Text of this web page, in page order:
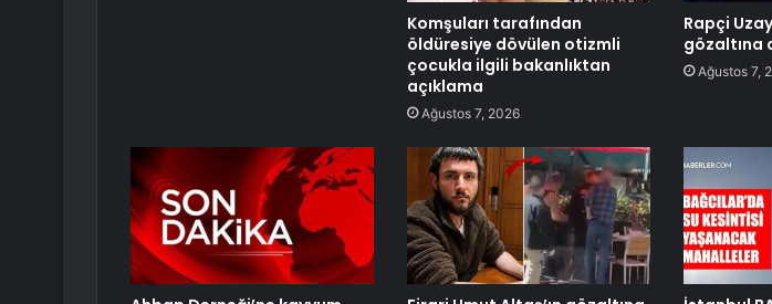
Komşuları tarafından
öldüresiye dövülen otizmli
çocukla ilgili bakanlıktan
açıklama
Ağustos 7, 2026
Rapçi
gözaltına
Ağustos 7,